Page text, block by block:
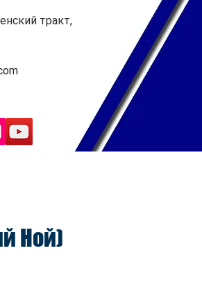
тракт,
Ной)